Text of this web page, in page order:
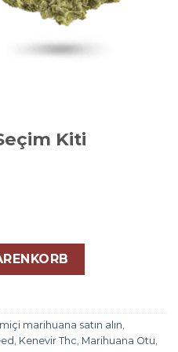
Kiti
Menge
marihuana satın alın,
, Kenevir Thc, Marihuana Otu,